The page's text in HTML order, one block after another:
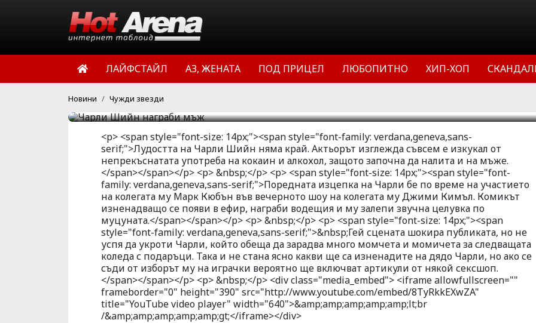
ЛАЙФСТАЙЛ АЗ, ЖЕНАТА ПОД ПРИЦЕЛ ЛЮБОПИТНО ХИП-ХОП
Новини Чужди звезди
На актьора изглежда не му стига вниманието на три секси
мацки и започна да им кръшка с ... мъже. По време на
участие във вечерното шоу на свой колега той го награби в
страстна френска целувка.
HotArena.net
<p> <span style="font-size: 14px;"><span style="font-family: verdana,geneva,sans-
serif;">Лудостта на Чарли Шийн няма край. Актьорът изглежда съвсем е изкукал от
непрекъснатата употреба на кокаин и алкохол, защото започна да налита и на мъже.
</span></span></p> <p> &nbsp;</p> <p> <span style="font-size: 14px;"><span style="font-
family: verdana,geneva,sans-serif;">Поредната изцепка на Чарли бе по време на участието
на колегата му Марк Кюбън във вечерното шоу на колегата му Джими Кимъл. Комикът
изненадващо се появи в ефир, награби водещия и му залепи звучна целувка по
муцуната.</span></span></p> <p> &nbsp;</p> <p> <span style="font-size: 14px;"><span
style="font-family: verdana,geneva,sans-serif;">&nbsp;Гей сцената шокира публиката, но не
успя да укроти Чарли, който обеща да зарадва много момчета и момичета за следващата
коледа с подаръци. Така и не стана ясно какви ще са изненадите на дядо Чарли, но ако се
съди от изборът му на играчки вероятно ще включват артикули от някой сексшоп.
</span></span></p> <p> &nbsp;</p> <div class="media_embed"> <iframe allowfullscreen=""
frameborder="0" height="390" src="http://www.youtube.com/embed/8TyRkkEXwZA"
title="YouTube video player" width="640">&amp;amp;amp;amp;amp;lt;br
/&amp;amp;amp;amp;amp;gt;</iframe></div>